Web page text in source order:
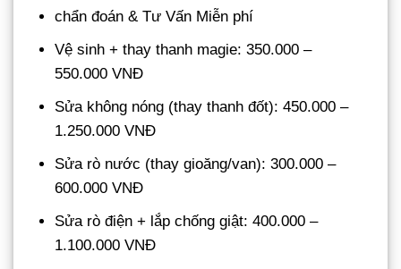
chẩn đoán & Tư Vấn Miễn phí
Vệ sinh + thay thanh magie: 350.000 –
550.000 VNĐ
Sửa không nóng (thay thanh đốt): 450.000 –
1.250.000 VNĐ
Sửa rò nước (thay gioăng/van): 300.000 –
600.000 VNĐ
Sửa rò điện + lắp chống giật: 400.000 –
1.100.000 VNĐ